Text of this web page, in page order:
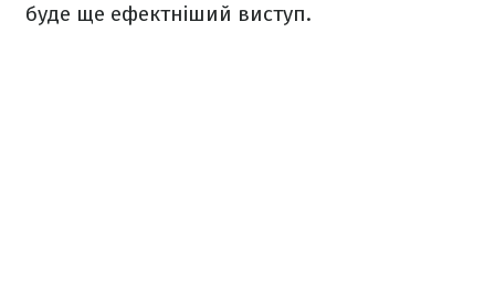
буде ще ефектніший виступ.